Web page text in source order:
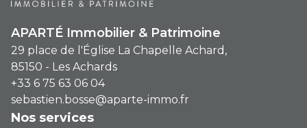
APARTÉ Immobilier & Patrimoine
29 place de l'Église La Chapelle Achard,
85150 - Les Achards
+33 6 75 63 06 04
sebastien.bosse@aparte-immo.fr
Nos services